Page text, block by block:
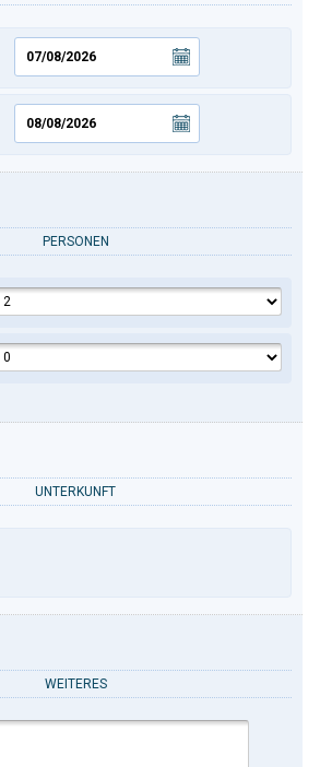
PERSONEN
UNTERKUNFT
WEITERES